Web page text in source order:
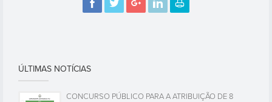
ÚLTIMAS NOTÍCIAS
CONCURSO PÚBLICO PARA A ATRIBUIÇÃO DE 8